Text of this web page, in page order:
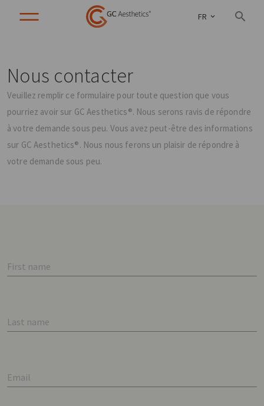
FR
Nous contacter
Veuillez remplir ce formulaire pour toute question que vous
pourriez avoir sur GC Aesthetics®. Nous serons ravis de répondre
à votre demande sous peu. Vous avez peut-être des informations
sur GC Aesthetics®. Nous nous ferons un plaisir de répondre à
votre demande sous peu.
First name
Last name
Email